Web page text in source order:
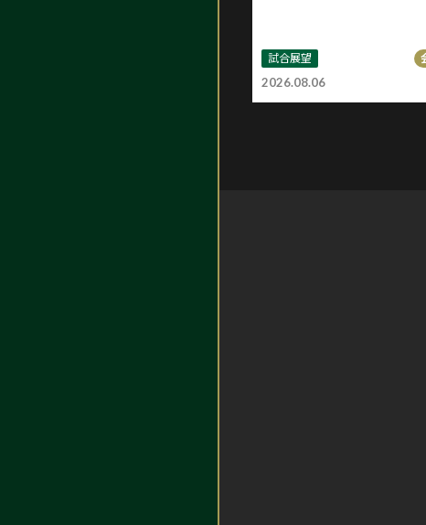
2026.08.06
試合展望